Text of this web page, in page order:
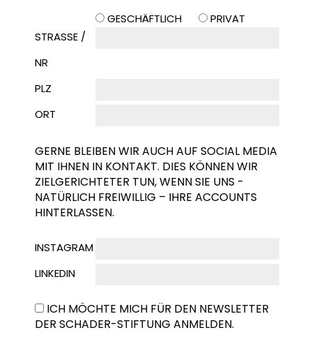
GESCHÄFTLICH
PRIVAT
STRASSE / N
R
PLZ
ORT
GERNE BLEIBEN WIR AUCH AUF SOCIAL MEDIA
MIT IHNEN IN KONTAKT. DIES KÖNNEN WIR
ZIELGERICHTETER TUN, WENN SIE UNS -
NATÜRLICH FREIWILLIG – IHRE ACCOUNTS
HINTERLASSEN.
INSTAGRAM
LINKEDIN
ICH MÖCHTE MICH FÜR DEN NEWSLETTER
DER SCHADER-STIFTUNG ANMELDEN.